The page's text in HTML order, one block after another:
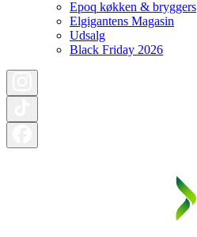
Epoq køkken & bryggers
Elgigantens Magasin
Udsalg
Black Friday 2026